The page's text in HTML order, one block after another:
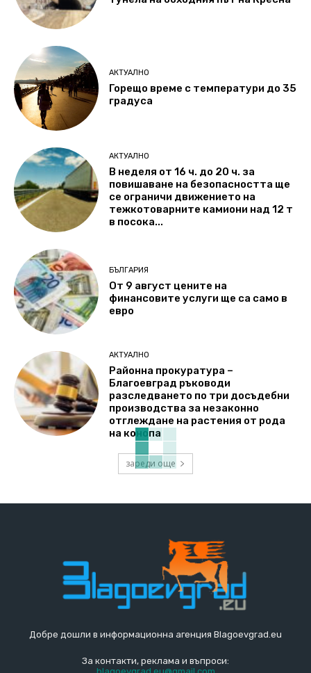
АКТУАЛНО
Горещо време с температури до 35
градуса
АКТУАЛНО
В неделя от 16 ч. до 20 ч. за
повишаване на безопасността ще
се ограничи движението на
тежкотоварните камиони над 12 т
в посока...
БЪЛГАРИЯ
От 9 август цените на
финансовите услуги ще са само в
евро
АКТУАЛНО
Районна прокуратура –
Благоевград ръководи
разследването по три досъдебни
производства за незаконно
отглеждане на растения от рода
на конопа
зареди още
Добре дошли в информационна агенция Blagoevgrad.eu
За контакти, реклама и въпроси: